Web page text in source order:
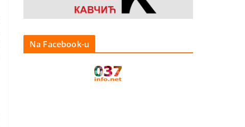
Na Facebook-u